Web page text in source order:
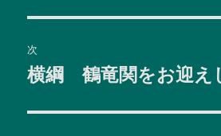
ビ
ゲ
ー
投
稿:
次
次
投
横綱 鶴竜関をお迎え